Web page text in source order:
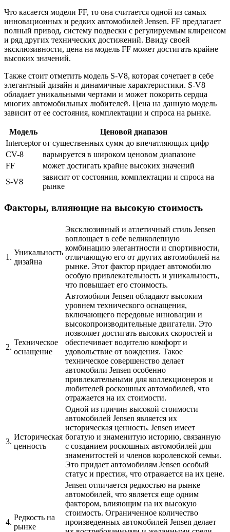
Что касается модели FF, то она считается одной из самых
инновационных и редких автомобилей Jensen. FF предлагает
полный привод, систему подвески с регулируемым клиренсом
и ряд других технических достижений. Ввиду своей
эксклюзивности, цена на модель FF может достигать крайне
высоких значений.
Также стоит отметить модель S-V8, которая сочетает в себе
элегантный дизайн и динамичные характеристики. S-V8
обладает уникальными чертами и может покорить сердца
многих автомобильных любителей. Цена на данную модель
зависит от ее состояния, комплектации и спроса на рынке.
Модель
Ценовой диапазон
Interceptor от существенных сумм до впечатляющих цифр
CV-8
варьируется в широком ценовом диапазоне
FF
может достигать крайне высоких значений
S-V8
зависит от состояния, комплектации и спроса на
рынке
Факторы, влияющие на высокую стоимость
1.
Уникальность
дизайна
Эксклюзивный и атлетичный стиль Jensen
воплощает в себе великолепную
комбинацию элегантности и спортивности,
отличающую его от других автомобилей на
рынке. Этот фактор придает автомобилю
особую привлекательность и уникальность,
что повышает его стоимость.
2.
Техническое
оснащение
Автомобили Jensen обладают высоким
уровнем технического оснащения,
включающего передовые инновации и
высокопроизводительные двигатели. Это
позволяет достигать высоких скоростей и
обеспечивает водителю комфорт и
удовольствие от вождения. Такое
техническое совершенство делает
автомобили Jensen особенно
привлекательными для коллекционеров и
любителей роскошных автомобилей, что
отражается на их стоимости.
3.
Историческая
ценность
Одной из причин высокой стоимости
автомобилей Jensen является их
историческая ценность. Jensen имеет
богатую и знаменитую историю, связанную
с созданием роскошных автомобилей для
знаменитостей и членов королевской семьи.
Это придает автомобилям Jensen особый
статус и престиж, что отражается на их цене.
4.
Редкость на
рынке
Jensen отличается редкостью на рынке
автомобилей, что является еще одним
фактором, влияющим на их высокую
стоимость. Ограниченное количество
произведенных автомобилей Jensen делает